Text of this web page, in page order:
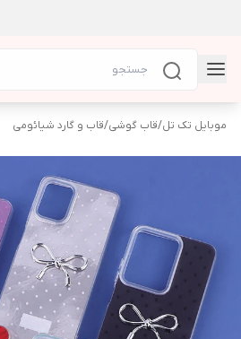
موبایل تک تل/قاب گوشی/قاب و گارد شیائومی